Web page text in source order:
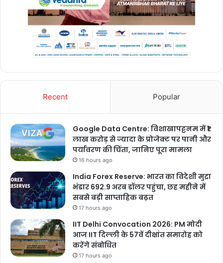
Recent Popular
Google Data Centre: विशाखापट्टनम में ₹1
लाख करोड़ से ज्यादा के प्रोजेक्ट पर पानी और
पर्यावरण की चिंता, जानिए पूरा मामला
16 hours ago
India Forex Reserve: भारत का विदेशी मुद्रा
भंडार 692.9 अरब डॉलर पहुंचा, छह महीने में
सबसे बड़ी साप्ताहिक बढ़त
17 hours ago
IIT Delhi Convocation 2026: PM मोदी
आज IIT दिल्ली के 57वें दीक्षांत समारोह को
करेंगे संबोधित
17 hours ago